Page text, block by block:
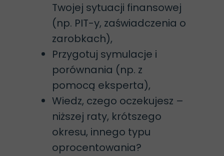
Twojej sytuacji finansowej
(np. PIT-y, zaświadczenia o
zarobkach),
Przygotuj symulacje i
porównania (np. z
pomocą eksperta),
Wiedz, czego oczekujesz –
niższej raty, krótszego
okresu, innego typu
oprocentowania?